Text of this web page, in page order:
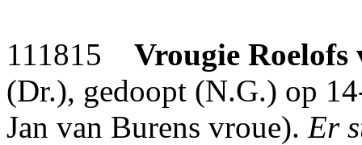
111815 Vrougie Roelofs
(Dr.), gedoopt (N.G.) op
Jan van Burens vroue). Er